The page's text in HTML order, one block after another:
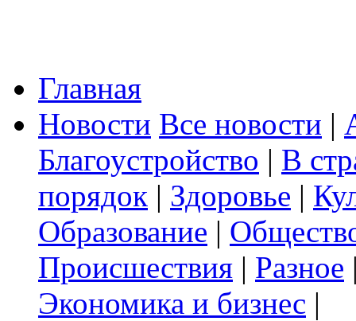
Главная
Новости Все новости |
Благоустройство | В
порядок | Здоровье |
Образование |
Происшествия | Разное
Экономика и бизнес |